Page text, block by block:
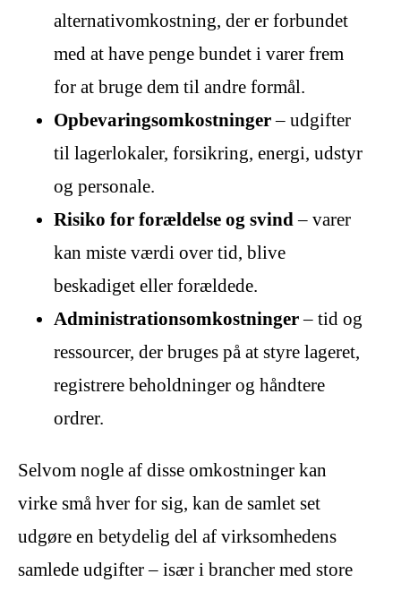
alternativomkostning, der er forbundet
med at have penge bundet i varer frem
for at bruge dem til andre formål.
Opbevaringsomkostninger– udgifter
til lagerlokaler, forsikring, energi, udstyr
og personale.
Risiko for forældelse og svind– varer
kan miste værdi over tid, blive
beskadiget eller forældede.
Administrationsomkostninger– tid og
ressourcer, der bruges på at styre lageret,
registrere beholdninger og håndtere
ordrer.
Selvom nogle af disse omkostninger kan
virke små hver for sig, kan de samlet set
udgøre en betydelig del af virksomhedens
samlede udgifter – især i brancher med store